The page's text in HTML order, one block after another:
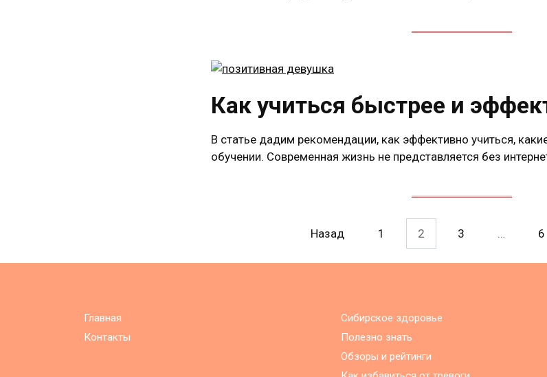
Как учиться быстрее и
В статье дадим рекомендации, как эффективно учиться,
обучении. Современная жизнь не представляется без
записям
Назад 1 2 3 6
Главная
Контакты
Сибирское здоровье
Полезно знать
Обзоры и рейтинги